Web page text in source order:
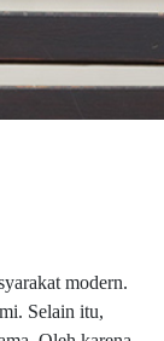
modern.
Selain itu,